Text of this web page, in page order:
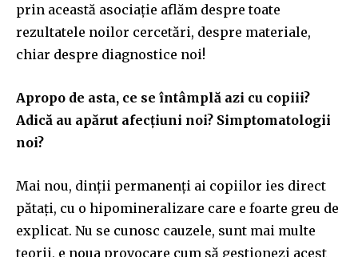
prin această asociație aflăm despre toate
rezultatele noilor cercetări, despre materiale,
chiar despre diagnostice noi!
Apropo de asta, ce se întâmplă azi cu copiii?
Adică au apărut afecțiuni noi? Simptomatologii
noi?
Mai nou, dinții permanenți ai copiilor ies direct
pătați, cu o hipomineralizare care e foarte greu de
explicat. Nu se cunosc cauzele, sunt mai multe
teorii, e noua provocare cum să gestionezi acest